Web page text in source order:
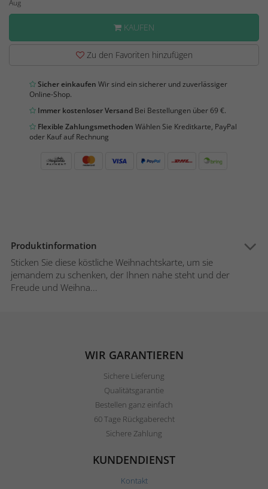
Aug
KAUFEN
Zu den Favoriten hinzufügen
Sicher einkaufen Wir sind ein sicherer und zuverlässiger
Online-Shop.
Immer kostenloser Versand Bei Bestellungen über 69 €.
Flexible Zahlungsmethoden Wählen Sie Kreditkarte, PayPal
oder Kauf auf Rechnung
Produktinformation
Sticken Sie diese köstliche Weihnachtskarte, um sie
jemandem zu schenken, der Ihnen nahe steht und der
Freude und Weihna...
WIR GARANTIEREN
Sichere Lieferung
Qualitätsgarantie
Bestellen ganz einfach
60 Tage Rückgaberecht
Sichere Zahlung
KUNDENDIENST
Kontakt